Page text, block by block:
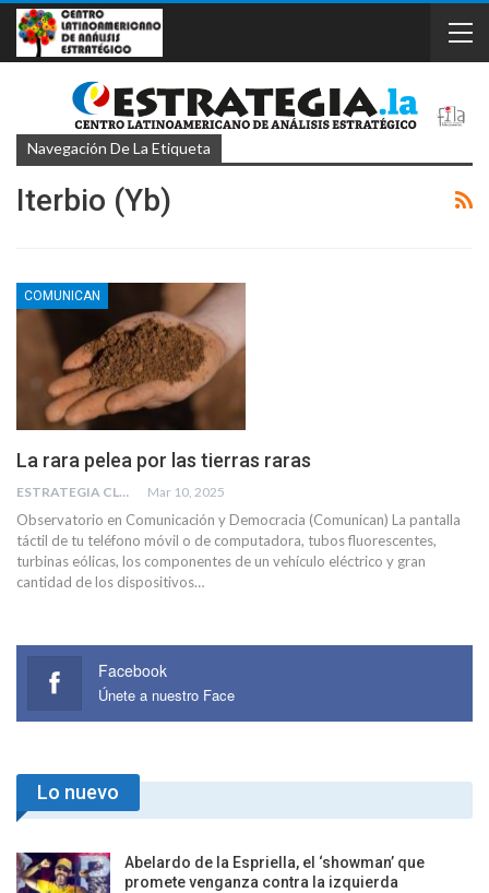
Navegación De La Etiqueta
Iterbio (Yb)
COMUNICAN
La rara pelea por las tierras raras
ESTRATEGIA CLAE Mar 10, 2025
Observatorio en Comunicación y Democracia (Comunican) La pantalla
táctil de tu teléfono móvil o de computadora, tubos fluorescentes,
turbinas eólicas, los componentes de un vehículo eléctrico y gran
cantidad de los dispositivos…
Facebook
Únete a nuestro Face
Lo nuevo
Abelardo de la Espriella, el ‘showman’ que
promete venganza contra la izquierda